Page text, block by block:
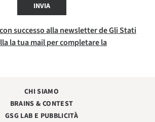
INVIA
successo alla newsletter de Gli Stati
la tua mail per completare la
CHI SIAMO
BRAINS & CONTEST
GSG LAB E PUBBLICITÀ